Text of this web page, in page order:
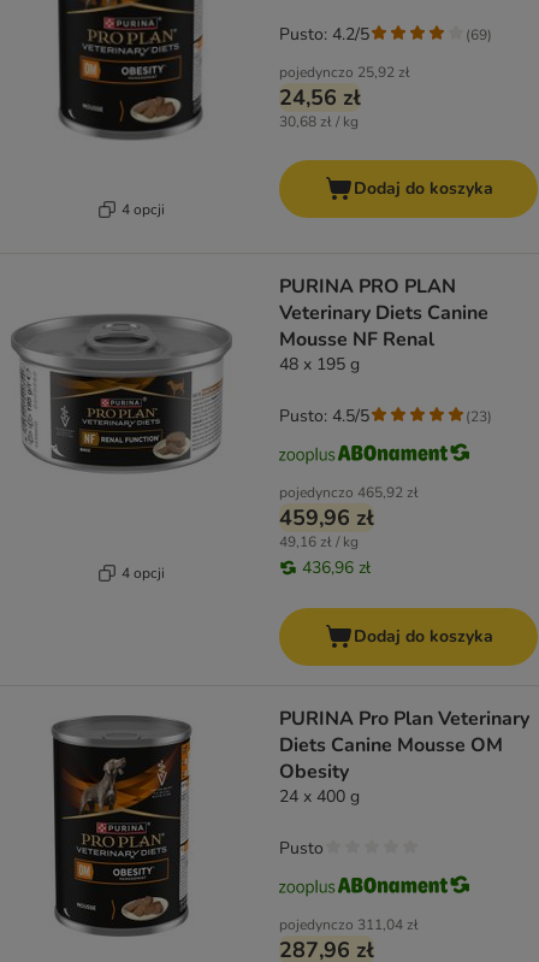
4 opcji
pojedynczo 25,92 zł
24,56 zł
30,68 zł / kg
Pusto: 4.2/5 (69)
Dodaj do koszyka
4 opcji
PURINA PRO PLAN
Veterinary Diets Canine
Mousse NF Renal
48 x 195 g
pojedynczo 465,92 zł
459,96 zł
49,16 zł / kg
436,96 zł
Pusto: 4.5/5 (23)
Dodaj do koszyka
PURINA Pro Plan Veterinary
Diets Canine Mousse OM
Obesity
24 x 400 g
pojedynczo 311,04 zł
287,96 zł
Pusto